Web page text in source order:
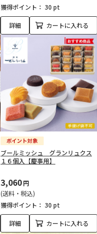
獲得ポイント： 30 pt
詳細 カートに入れる
ブールミッシュ グランリュクス
１６個入【慶事用】
3,060円
(送料・税込)
獲得ポイント： 30 pt
詳細 カートに入れる